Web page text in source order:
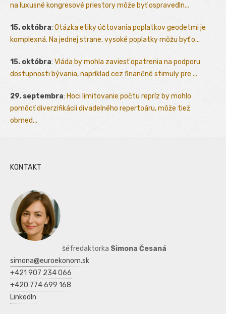
na luxusné kongresové priestory môže byť ospravedln...
15. októbra: Otázka etiky účtovania poplatkov geodetmi je
komplexná. Na jednej strane, vysoké poplatky môžu byť o...
15. októbra: Vláda by mohla zaviesť opatrenia na podporu
dostupnosti bývania, napríklad cez finančné stimuly pre ...
29. septembra: Hoci limitovanie počtu repríz by mohlo
pomôcť diverzifikácii divadelného repertoáru, môže tiež
obmed...
KONTAKT
šéfredaktorka Simona Česaná
simona@euroekonom.sk
+421 907 234 066
+420 774 699 168
LinkedIn